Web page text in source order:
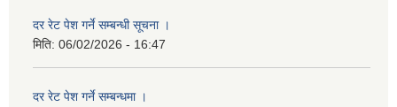
दर रेट पेश गर्ने सम्बन्धी सूचना ।
मिति: 06/02/2026 - 16:47
दर रेट पेश गर्ने सम्बन्धमा ।